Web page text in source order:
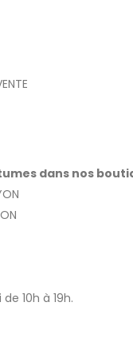
dans nos
10h à 19h.